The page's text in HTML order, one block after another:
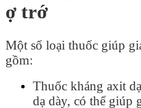
ợ trớ
Một số loại thuốc giúp
gồm:
Thuốc kháng axit
dạ dày, có thể giúp